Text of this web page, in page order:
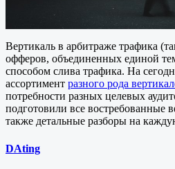
Вертикаль в арбитраже трафика
офферов, объединенных единой
способом слива трафика. На
ассортимент разного рода
потребности разных целевых
подготовили все востребованные
также детальные разборы на
DAting